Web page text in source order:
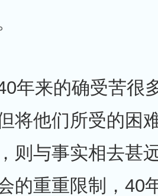
年来的确受苦很
将他们所受的困
则与事实相去甚
的重重限制，40